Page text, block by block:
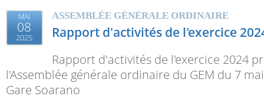
MAI
08
2025
ASSEMBLÉE GÉNÉRALE ORDINAIRE
Rapport d'activités de l'exercice
Rapport d'activités de l'exercice 2024
l'Assemblée générale ordinaire du GEM du 7
Gare Soarano